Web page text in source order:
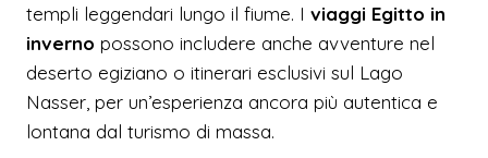
templi leggendari lungo il fiume. I viaggi Egitto in
inverno possono includere anche avventure nel
deserto egiziano o itinerari esclusivi sul Lago
Nasser, per un’esperienza ancora più autentica e
lontana dal turismo di massa.